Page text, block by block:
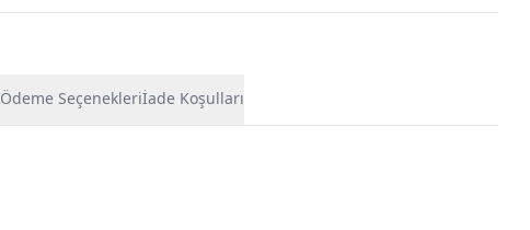
Ödeme Seçenekleriİade Koşulları